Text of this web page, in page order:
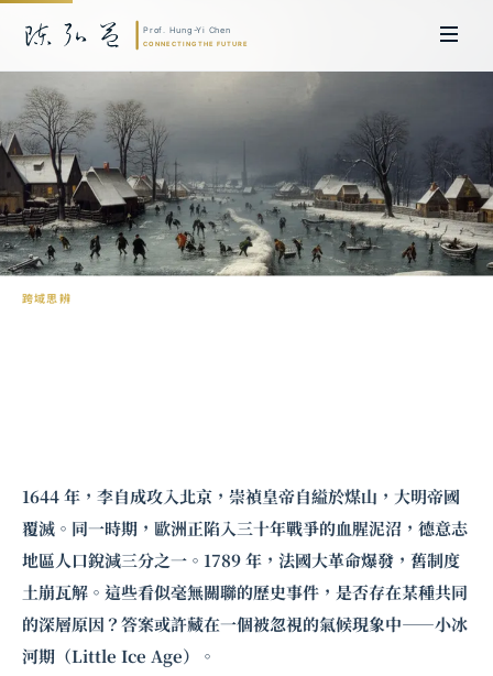
跨域思辨
1644 年，李自成攻入北京，崇禎皇帝自縊於煤山，大明帝國
覆滅。同一時期，歐洲正陷入三十年戰爭的血腥泥沼，德意志
地區人口銳減三分之一。1789 年，法國大革命爆發，舊制度
土崩瓦解。這些看似毫無關聯的歷史事件，是否存在某種共同
的深層原因？答案或許藏在一個被忽視的氣候現象中——小冰
河期（Little Ice Age）。